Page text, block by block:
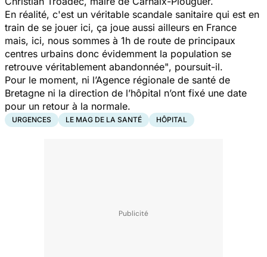
En réalité, c'est un véritable scandale sanitaire qui est en
train de se jouer ici, ça joue aussi ailleurs en France
mais, ici, nous sommes à 1h de route de principaux
centres urbains donc évidemment la population se
retrouve véritablement abandonnée", poursuit-il.
Pour le moment, ni l’Agence régionale de santé de
Bretagne ni la direction de l’hôpital n’ont fixé une date
pour un retour à la normale.
URGENCES LE MAG DE LA SANTÉ HÔPITAL